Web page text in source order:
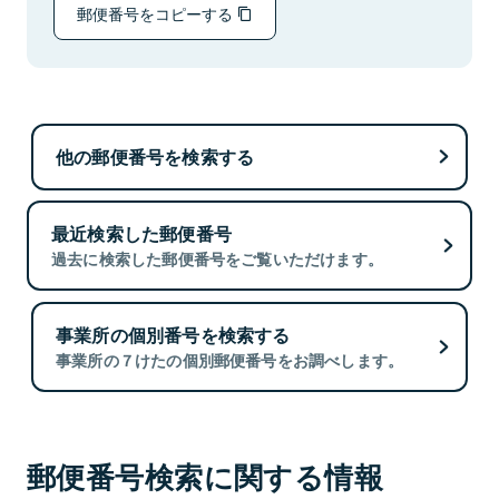
郵便番号をコピーする
他の郵便番号を検索する
最近検索した郵便番号
過去に検索した郵便番号をご覧いただけます。
事業所の個別番号を検索する
事業所の７けたの個別郵便番号をお調べします。
郵便番号検索に関する情報